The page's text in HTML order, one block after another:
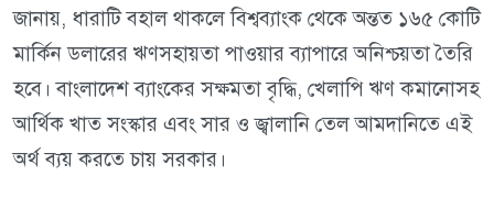
জানায়, ধারাটি বহাল থাকলে বিশ্বব্যাংক থেকে অন্তত ১৬৫ কোটি
মার্কিন ডলারের ঋণসহায়তা পাওয়ার ব্যাপারে অনিশ্চয়তা তৈরি
হবে। বাংলাদেশ ব্যাংকের সক্ষমতা বৃদ্ধি, খেলাপি ঋণ কমানোসহ
আর্থিক খাত সংস্কার এবং সার ও জ্বালানি তেল আমদানিতে এই
অর্থ ব্যয় করতে চায় সরকার।